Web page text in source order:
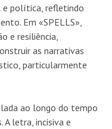
e política, refletindo
Em «SPELLS»,
e resiliência,
as narrativas
particularmente
ao longo do tempo
A letra, incisiva e